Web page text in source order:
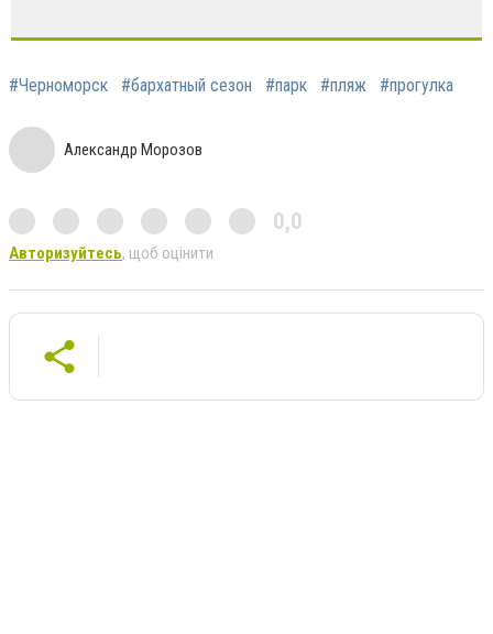
#Черноморск #бархатный сезон #парк #пляж #прогулка
Александр Морозов
0,0
Авторизуйтесь, щоб оцінити